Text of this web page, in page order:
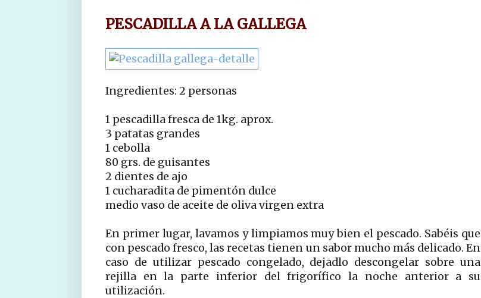
PESCADILLA A LA GALLEGA
Ingredientes: 2 personas
1 pescadilla fresca de 1kg. aprox.
3 patatas grandes
1 cebolla
80 grs. de guisantes
2 dientes de ajo
1 cucharadita de pimentón dulce
medio vaso de aceite de oliva virgen extra
En primer lugar, lavamos y limpiamos muy bien el pescado. Sabéis que
con pescado fresco, las recetas tienen un sabor mucho más delicado. En
caso de utilizar pescado congelado, dejadlo descongelar sobre una
rejilla en la parte inferior del frigorífico la noche anterior a su
utilización.